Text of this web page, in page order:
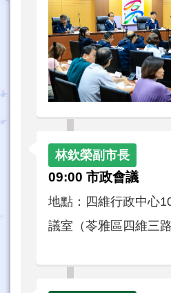
09:00 市政會議
地點：四維行政中心
議室（苓雅區四維三路